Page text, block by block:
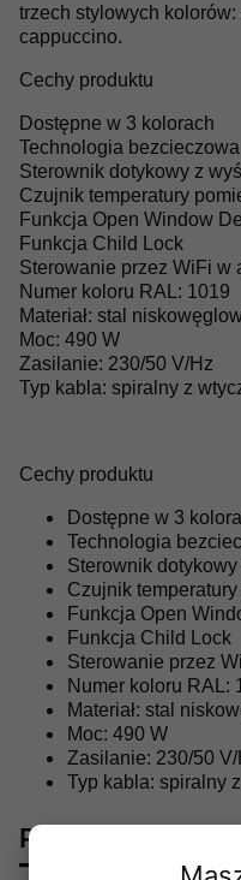
trzech stylowych kolorów:
cappuccino.
Cechy produktu
Dostępne w 3 kolorach
Technologia bezcieczowa
Sterownik dotykowy z
Czujnik temperatury
Funkcja Open Window
Funkcja Child Lock
Sterowanie przez WiFi w
Numer koloru RAL: 1019
Materiał: stal
Moc: 490 W
Zasilanie: 230/50 V/Hz
Typ kabla: spiralny z
Cechy produktu
Dostępne w 3
Technologia
Sterownik
Czujnik
Funkcja Open
Funkcja Child Lock
Sterowanie przez
Numer koloru RAL:
Materiał: stal
Moc: 490 W
Zasilanie: 230/50 V/
Typ kabla: spiralny
Pliki do pobrania